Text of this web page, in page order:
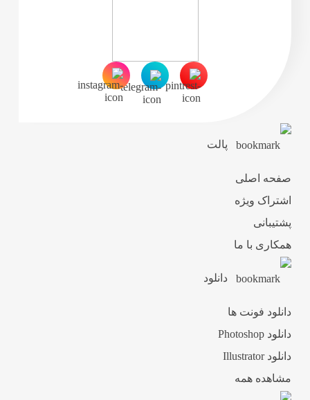
پالت
صفحه اصلی
اشتراک ویژه
پشتیبانی
همکاری با ما
دانلود
دانلود فونت ها
دانلود Photoshop
دانلود Illustrator
مشاهده همه